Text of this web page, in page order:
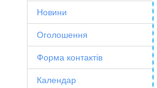
Новини
Оголошення
Форма контактів
Календар